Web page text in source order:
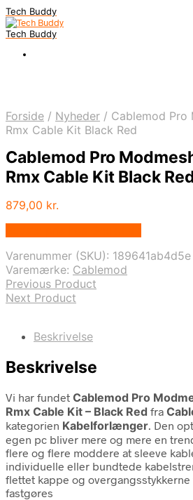
Tech Buddy
Tech Buddy
Forside / Nyheder / Cablemod Pro
Rmx Cable Kit Black Red
Cablemod Pro
Rmx Cable Kit Black
879,00 kr.
Varenummer (SKU): 189641ab4d5e
Varemærke: Cablemod
Previous Product
Next Product
Beskrivelse
Beskrivelse
Vi har fundet Cablemod Pro
Rmx Cable Kit – Black Red fra
kategorien Kabelforlænger. Den
egen pc bliver mere og mere en
flere og flere moddere at sleeve
individuelle eller bundtede
flettet kappe og
fastgøres